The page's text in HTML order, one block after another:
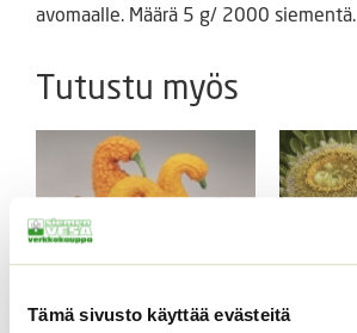
Tämä sivusto käyttää evästeitä
avomaalle. Määrä 5 g/ 2000 siementä.
Tutustu myös